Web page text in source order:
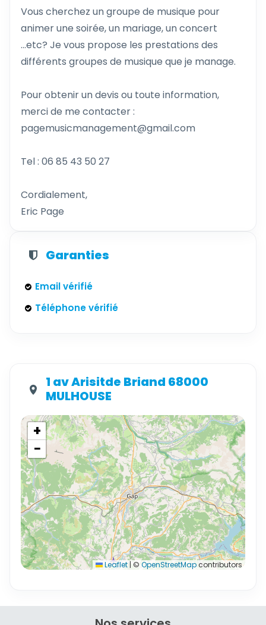
Vous cherchez un groupe de musique pour
animer une soirée, un mariage, un concert
...etc? Je vous propose les prestations des
différents groupes de musique que je manage.
Pour obtenir un devis ou toute information,
merci de me contacter :
pagemusicmanagement@gmail.com
Tel : 06 85 43 50 27
Cordialement,
Eric Page
Garanties
Email vérifié
Téléphone vérifié
1 av Arisitde Briand 68000
MULHOUSE
+
−
Leaflet | © OpenStreetMapcontributors